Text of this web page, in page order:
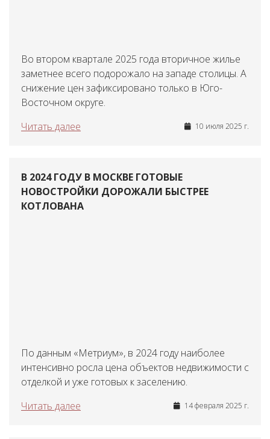
Во втором квартале 2025 года вторичное жилье
заметнее всего подорожало на западе столицы. А
снижение цен зафиксировано только в Юго-
Восточном округе.
Читать далее
10 июля 2025 г.
В 2024 ГОДУ В МОСКВЕ ГОТОВЫЕ
НОВОСТРОЙКИ ДОРОЖАЛИ БЫСТРЕЕ
КОТЛОВАНА
По данным «Метриум», в 2024 году наиболее
интенсивно росла цена объектов недвижимости с
отделкой и уже готовых к заселению.
Читать далее
14 февраля 2025 г.